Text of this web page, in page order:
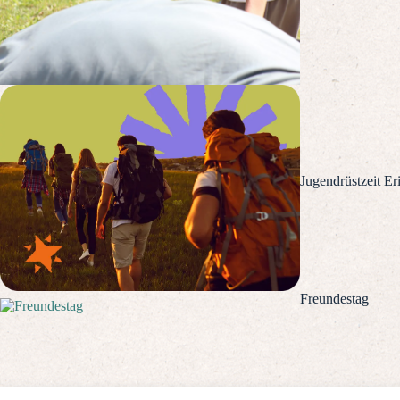
Jugendrüstzeit
Freundestag